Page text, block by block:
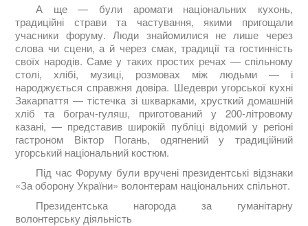
А ще — були аромати національних кухонь,
традиційні страви та частування, якими пригощали
учасники форуму. Люди знайомилися не лише через
слова чи сцени, а й через смак, традиції та гостинність
своїх народів. Саме у таких простих речах — спільному
столі, хлібі, музиці, розмовах між людьми — і
народжується справжня довіра. Шедеври угорської кухні
Закарпаття — тістечка зі шкварками, хрусткий домашній
хліб та бограч-гуляш, приготований у 200-літровому
казані, — представив широкій публіці відомий у регіоні
гастроном Віктор Погань, одягнений у традиційний
угорський національний костюм.
Під час Форуму були вручені президентські відзнаки
«За оборону України» волонтерам національних спільнот.
Президентська нагорода за гуманітарну
волонтерську діяльність